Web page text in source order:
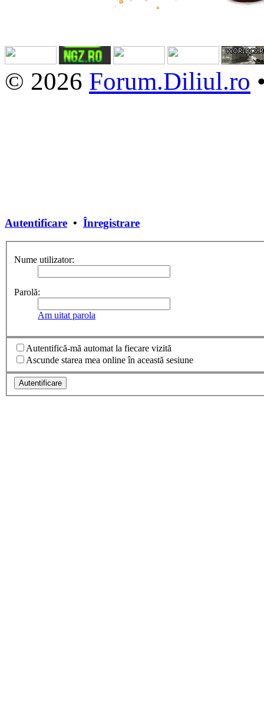
© 2026 Forum.Diliul.ro
Autentificare • Înregistrare
Nume utilizator:
Parolă:
Am uitat parola
Autentifică-mă automat la fiecare vizită
Ascunde starea mea online în această sesiune